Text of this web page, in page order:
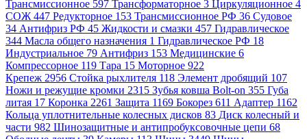
Трансмиссионное 597 Трансформаторное 3 Циркуляционное 4
СОЖ 447 Редукторное 153 Трансмиссионное РФ 36 Судовое
34 Антифриз РФ 45 Жидкости и смазки 457 Гидравлическое
344 Масла общего назначения 1 Гидравлическое РФ 18
Индустриальное 79 Антифриз 153 Медицинские 6
Компрессорное 119 Тара 15 Моторное 922
Крепеж 2956 Стойка рыхлителя 118 Элемент дробящий 107
Ножи и режущие кромки 2315 Зубья ковша Bolt-on 355 Губа
литая 17 Коронка 2261 Защита 1169 Бокорез 611 Адаптер 1162
Кольца уплотнительные колесных дисков 83 Диск колесный и
части 982 Шинозащитные и антипробуксовочные цепи 68